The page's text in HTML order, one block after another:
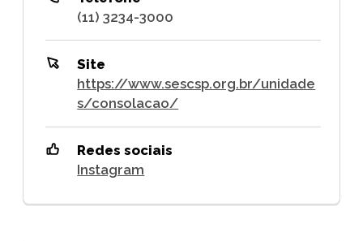
(11) 3234-3000
Site
https://www.sescsp.org.br/unidade
s/consolacao/
Redes sociais
Instagram